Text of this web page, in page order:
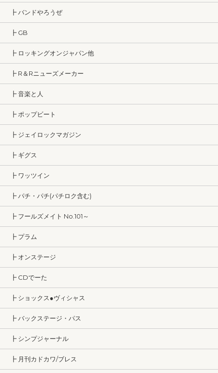
┣ バンドやろうぜ
┣ GB
┣ ロッキングオンジャパン他
┣ R＆Rニューズメーカー
┣ 音楽と人
┣ ポップビート
┣ ジェイロックマガジン
┣ ギグス
┣ ワッツイン
┣ パチ・パチ(パチロク含む)
┣ フールズメイト No.101～
┣ プラム
┣ オンステージ
┣ CDでーた
┣ ショックス●ヴィシャス
┣ バックステージ・パス
┣ シンプジャーナル
┣ 月刊カドカワ/ブレス